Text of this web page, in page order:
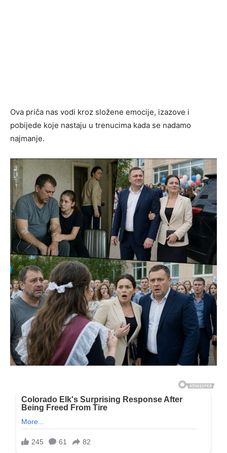
Ova priča nas vodi kroz složene emocije, izazove i
pobijede koje nastaju u trenucima kada se nadamo
najmanje.